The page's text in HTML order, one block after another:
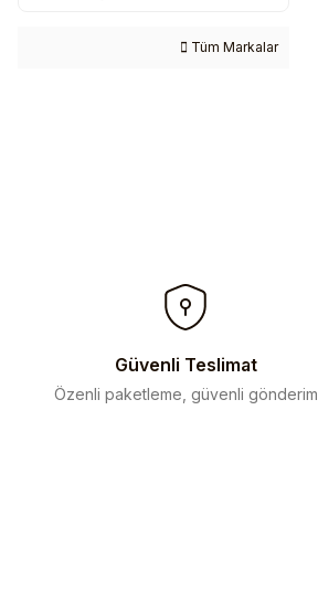
Tüm Markalar
Güvenli Teslimat
Özenli paketleme, güvenli gönderim